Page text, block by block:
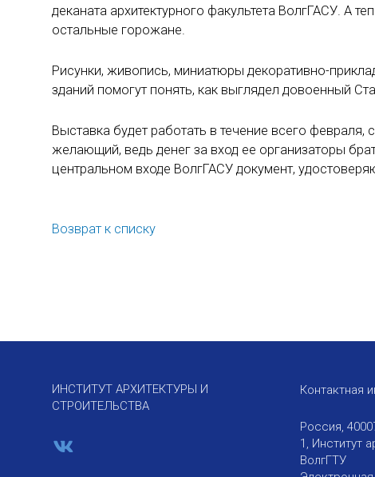
деканата архитектурного факультета ВолгГАСУ. А
остальные горожане.
Рисунки, живопись, миниатюры декоративно-
зданий помогут понять, как выглядел довоенный
Выставка будет работать в течение всего
желающий, ведь денег за вход ее организаторы
центральном входе ВолгГАСУ документ,
Возврат к списку
ИНСТИТУТ АРХИТЕКТУРЫ И
СТРОИТЕЛЬСТВА
Контактная
Россия,
1, Институт
ВолгГТУ